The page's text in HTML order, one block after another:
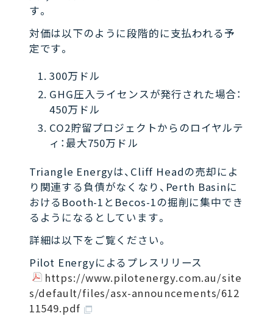
す。
対価は以下のように段階的に支払われる予
定です。
300万ドル
GHG圧入ライセンスが発行された場合：
450万ドル
CO2貯留プロジェクトからのロイヤルテ
ィ：最大750万ドル
Triangle Energyは、Cliff Headの売却によ
り関連する負債がなくなり、Perth Basinに
おけるBooth-1とBecos-1の掘削に集中でき
るようになるとしています。
詳細は以下をご覧ください。
Pilot Energyによるプレスリリース
https://www.pilotenergy.com.au/site
s/default/files/asx-announcements/612
11549.pdf